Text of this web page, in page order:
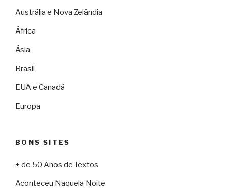
Austrália e Nova Zelândia
África
Ásia
Brasil
EUA e Canadá
Europa
BONS SITES
+ de 50 Anos de Textos
Aconteceu Naquela Noite